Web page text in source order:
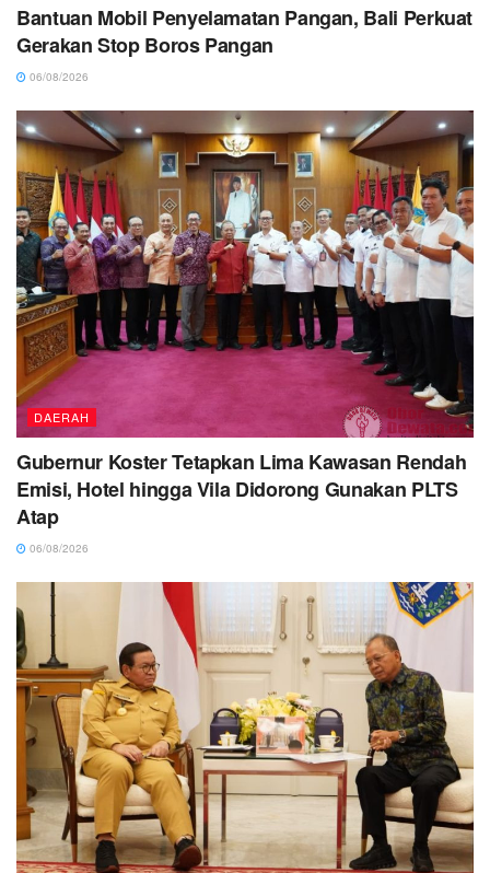
Bantuan Mobil Penyelamatan Pangan, Bali Perkuat
Gerakan Stop Boros Pangan
06/08/2026
DAERAH
Gubernur Koster Tetapkan Lima Kawasan Rendah
Emisi, Hotel hingga Vila Didorong Gunakan PLTS
Atap
06/08/2026